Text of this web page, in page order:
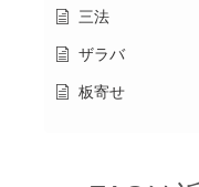
三法
ザラバ
板寄せ